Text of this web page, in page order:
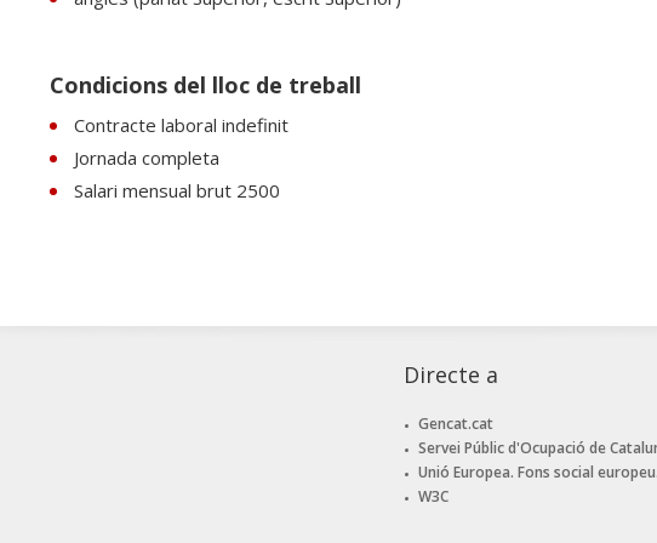
Condicions del lloc de treball
Contracte laboral indefinit
Jornada completa
Salari mensual brut 2500
Directe a
Gencat.cat
Servei Públic d'Ocupació de
Unió Europea. Fons social europeu.
W3C